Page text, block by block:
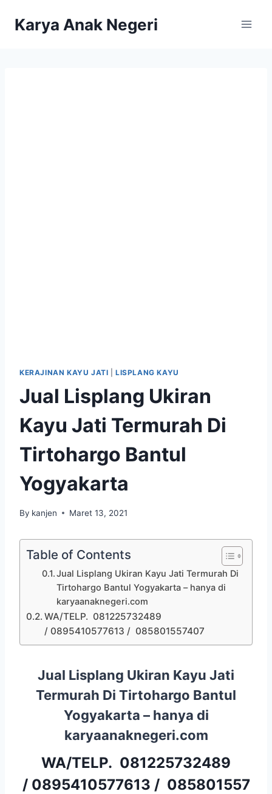
Karya Anak Negeri
KERAJINAN KAYU JATI |LISPLANG KAYU
Jual Lisplang Ukiran
Kayu Jati Termurah Di
Tirtohargo Bantul
Yogyakarta
By kanjen Maret 13, 2021
Table of Contents
Jual Lisplang Ukiran Kayu Jati Termurah Di
Tirtohargo Bantul Yogyakarta – hanya di
karyaanaknegeri.com
WA/TELP. 081225732489
/ 0895410577613 / 085801557407
Jual Lisplang Ukiran Kayu Jati
Termurah Di Tirtohargo Bantul
Yogyakarta – hanya di
karyaanaknegeri.com
WA/TELP. 081225732489
/ 0895410577613 / 085801557